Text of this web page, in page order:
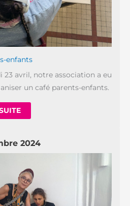
enfants
23 avril, notre association a eu
un café parents-enfants.
2024